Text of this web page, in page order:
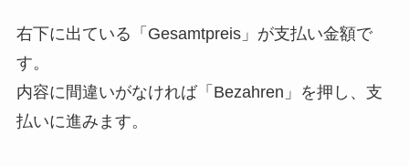
右下に出ている「Gesamtpreis」が支払い金額で
す。
内容に間違いがなければ「Bezahren」を押し、支
払いに進みます。